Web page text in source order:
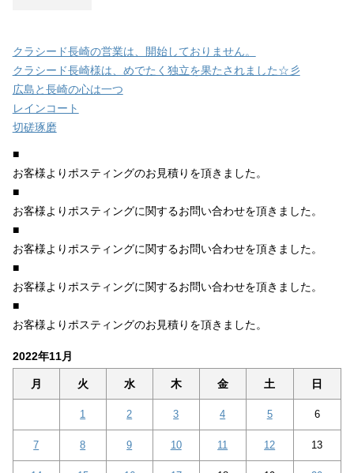
クラシード長崎の営業は、開始しておりません。
クラシード長崎様は、めでたく独立を果たされました☆彡
広島と長崎の心は一つ
レインコート
切磋琢磨
■
お客様よりポスティングのお見積りを頂きました。
■
お客様よりポスティングに関するお問い合わせを頂きました。
■
お客様よりポスティングに関するお問い合わせを頂きました。
■
お客様よりポスティングに関するお問い合わせを頂きました。
■
お客様よりポスティングのお見積りを頂きました。
2022年11月
月 火 水 木 金 土 日
1 2 3 4 5 6
7 8 9 10 11 12 13